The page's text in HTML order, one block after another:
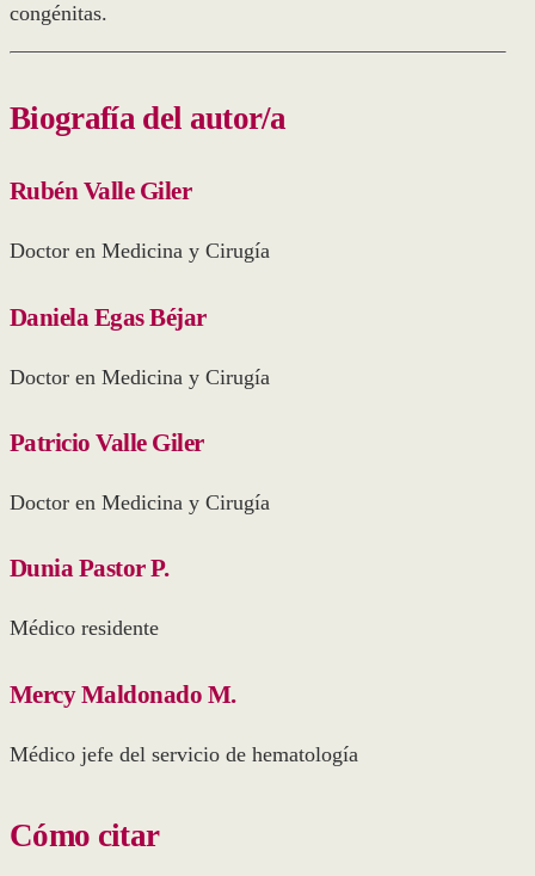
congénitas.
Biografía del autor/a
Rubén Valle Giler
Doctor en Medicina y Cirugía
Daniela Egas Béjar
Doctor en Medicina y Cirugía
Patricio Valle Giler
Doctor en Medicina y Cirugía
Dunia Pastor P.
Médico residente
Mercy Maldonado M.
Médico jefe del servicio de hematología
Cómo citar